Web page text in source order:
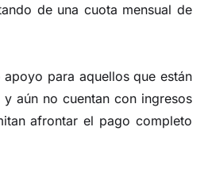
de una cuota mensual de
para aquellos que están
aún no cuentan con ingresos
afrontar el pago completo